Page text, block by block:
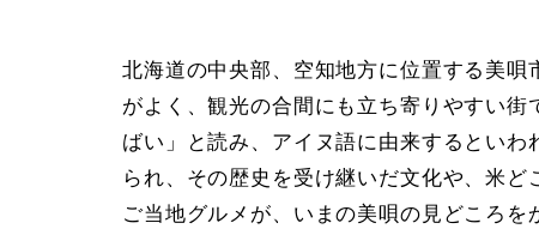
北海道の中央部、空知地方に位置する美
がよく、観光の合間にも立ち寄りやすい
ばい」と読み、アイヌ語に由来するとい
られ、その歴史を受け継いだ文化や、米
ご当地グルメが、いまの美唄の見どころを